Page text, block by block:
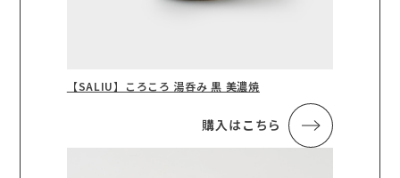
【SALIU】ころころ 湯呑み 黒 美濃焼
購入はこちら